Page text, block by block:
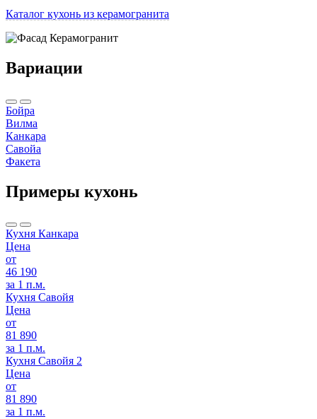
Каталог кухонь из керамогранита
Вариации
Бойра
Вилма
Канкара
Савойа
Факета
Примеры кухонь
Кухня Канкара
Цена
от
46 190
за 1 п.м.
Кухня Савойя
Цена
от
81 890
за 1 п.м.
Кухня Савойя 2
Цена
от
81 890
за 1 п.м.